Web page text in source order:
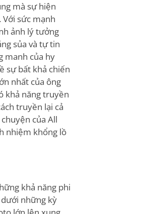
mà sự hiện
sức mạnh
ảnh lý tưởng
sủa và tự tin
manh của hy
sự bất khả chiến
nhất của ông
khả năng truyền
truyền lại cả
của All
nhiệm khổng lồ
khả năng phi
những kỳ